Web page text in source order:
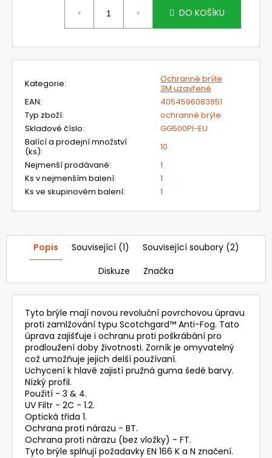
DO KOŠÍKU
Kategorie:
Ochranné brýle
3M uzavřené
EAN:
4054596083851
Typ zboží:
ochranné brýle
Skladové číslo:
GG500PI-EU
Balící a prodejní množství
(ks):
10
Nejmenší prodávané:
1
Ks v nejmenším balení:
1
Ks ve skupinovém balení: 1
Popis Související (1)
Související soubory (2)
Diskuze
Značka
Tyto brýle mají novou revoluční povrchovou úpravu
proti zamlžování typu Scotchgard™ Anti-Fog. Tato
úprava zajišťuje i ochranu proti poškrábání pro
prodloužení doby životnosti. Zorník je omyvatelný
což umožňuje jejich delší používaní.
Uchycení k hlavě zajistí pružná guma šedé barvy.
Nízký profil.
Použití - 3 & 4.
UV Filtr - 2C - 1.2.
Optická třida 1.
Ochrana proti nárazu - BT.
Ochrana proti nárazu (bez vložky) - FT.
Tyto brýle splňují požadavky EN 166 K a N značení.
e
TR-
819E
JISKROVĚ
BEZPEČNÁ
FILTRAČNÍ
JEDNOTKA
3M
VERSAFLO
STARTOVACÍ
SADA
577,25
995,64